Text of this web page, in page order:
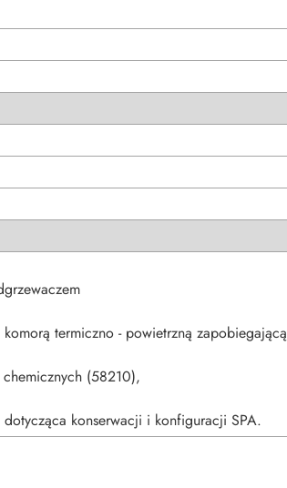
termiczno - powietrzną zapobiegającą
(58210),
dotycząca konserwacji i konfiguracji SPA.